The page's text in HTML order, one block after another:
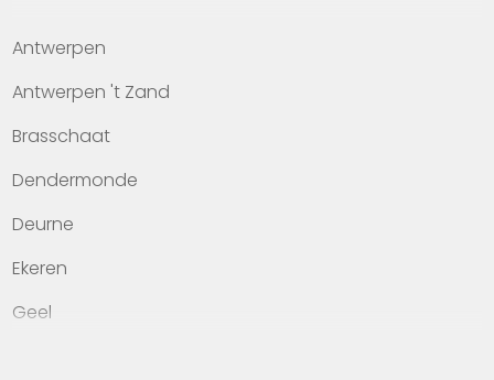
Kennis van wonen
Kantoren
Veelgestelde vragen
Werken bij Heylen Vastgoed
Contact
Antwerpen
Antwerpen 't Zand
Brasschaat
Dendermonde
Deurne
Ekeren
Geel